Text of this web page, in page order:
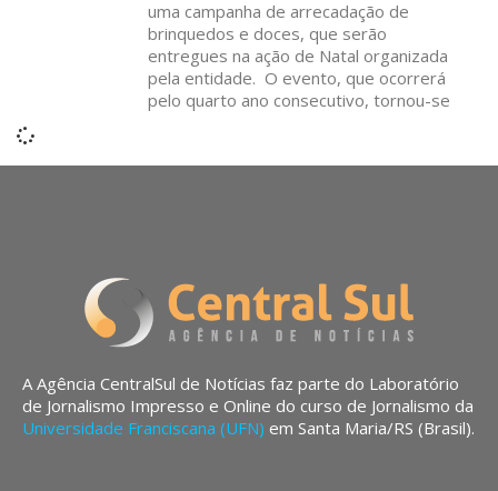
uma campanha de arrecadação de
brinquedos e doces, que serão
entregues na ação de Natal organizada
pela entidade. O evento, que ocorrerá
pelo quarto ano consecutivo, tornou-se
A Agência CentralSul de Notícias faz parte do Laboratório
de Jornalismo Impresso e Online do curso de Jornalismo da
Universidade Franciscana (UFN) em Santa Maria/RS (Brasil).